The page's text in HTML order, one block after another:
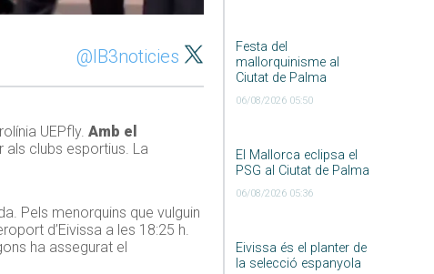
Festa del
mallorquinisme al
Ciutat de Palma
06/08/2026 05:50
El Mallorca eclipsa el
PSG al Ciutat de Palma
06/08/2026 05:36
Eivissa és el planter de
la selecció espanyola
@IB3noticies
UEPfly. Amb el
als clubs esportius. La
Pels menorquins que vulguin
d’Eivissa a les 18:25 h.
ha assegurat el